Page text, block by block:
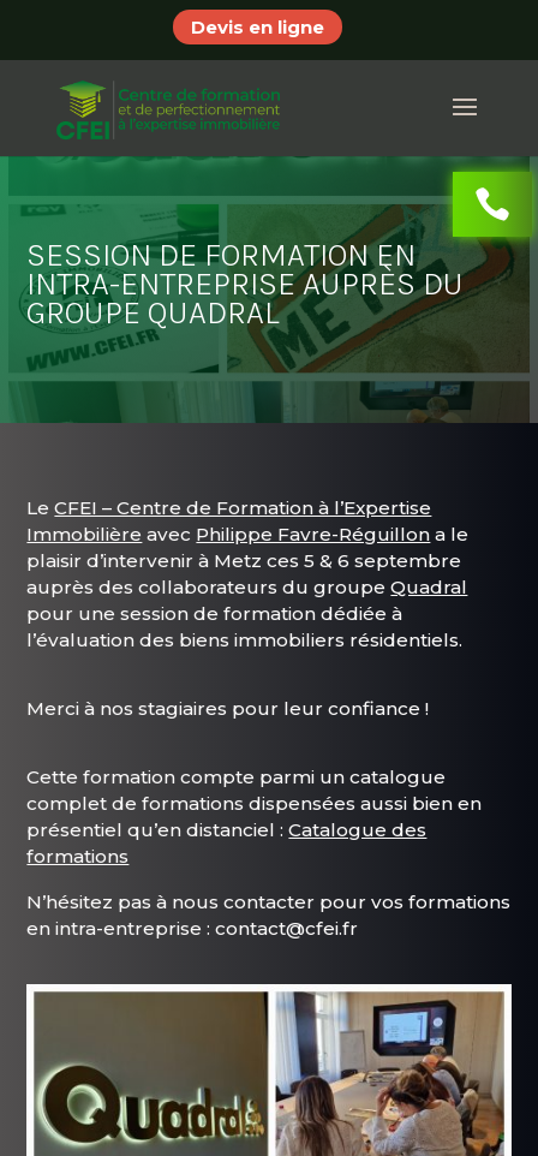
Devis en ligne
SESSION DE FORMATION EN
INTRA-ENTREPRISE AUPRÈS DU
GROUPE QUADRAL
LeCFEI – Centre de Formation à l’Expertise
Immobilière avec Philippe Favre-Réguillon a le
plaisir d’intervenir à Metz ces 5 & 6 septembre
auprès des collaborateurs du groupeQuadral
pour une session de formation dédiée à
l’évaluation des biens immobiliers résidentiels.
Merci à nos stagiaires pour leur confiance !
Cette formation compte parmi un catalogue
complet de formations dispensées aussi bien en
présentiel qu’en distanciel :Catalogue des
formations
N’hésitez pas à nous contacter pour vos formations
en intra-entreprise : contact@cfei.fr